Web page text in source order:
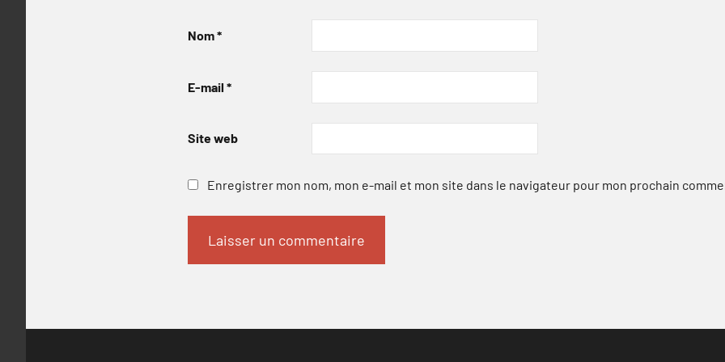
Nom*
E-mail *
Site web
Enregistrer mon nom, mon e-mail et mon site dans le navigateur pour mon prochain